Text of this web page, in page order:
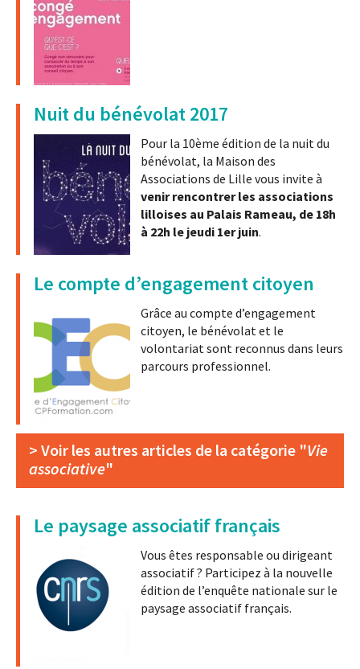
Nuit du bénévolat 2017
Pour la 10ème édition de la nuit du
bénévolat, la Maison des
Associations de Lille vous invite à
venir rencontrer les associations
lilloises au Palais Rameau, de 18h
à 22h le jeudi 1er juin.
Le compte d’engagement citoyen
Grâce au compte d’engagement
citoyen, le bénévolat et le
volontariat sont reconnus dans leurs
parcours professionnel.
> Voir les autres articles de la catégorie "Vie
associative"
Le paysage associatif français
Vous êtes responsable ou dirigeant
associatif ? Participez à la nouvelle
édition de l’enquête nationale sur le
paysage associatif français.